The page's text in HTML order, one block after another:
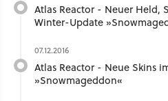
Atlas Reactor - Neuer Held,
Winter-Update
07.12.2016
Atlas Reactor - Neue Skins
»Snowmageddon«